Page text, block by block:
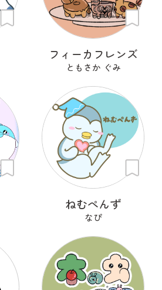
フィーカフレンズ
ともさか ぐみ
ねむぺんず
なぴ